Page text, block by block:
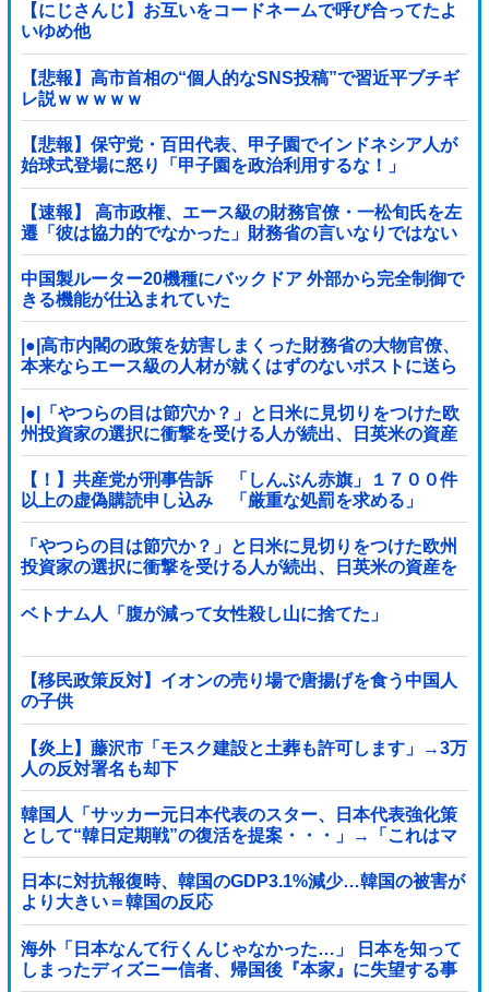
【にじさんじ】お互いをコードネームで呼び合ってたよ
いゆめ他
【悲報】高市首相の“個人的なSNS投稿”で習近平ブチギ
レ説ｗｗｗｗｗ
【悲報】保守党・百田代表、甲子園でインドネシア人が
始球式登場に怒り「甲子園を政治利用するな！」
【速報】 高市政権、エース級の財務官僚・一松旬氏を左
遷「彼は協力的でなかった」財務省の言いなりではない
ことが判明
中国製ルーター20機種にバックドア 外部から完全制御で
きる機能が仕込まれていた
|●|高市内閣の政策を妨害しまくった財務省の大物官僚、
本来ならエース級の人材が就くはずのないポストに送ら
れ……
|●|「やつらの目は節穴か？」と日米に見切りをつけた欧
州投資家の選択に衝撃を受ける人が続出、日英米の資産
を処分して代わりに選んだのは……
【！】共産党が刑事告訴 「しんぶん赤旗」１７００件
以上の虚偽購読申し込み 「厳重な処罰を求める」
「やつらの目は節穴か？」と日米に見切りをつけた欧州
投資家の選択に衝撃を受ける人が続出、日英米の資産を
処分して代わりに選んだのは……
ベトナム人「腹が減って女性殺し山に捨てた」
【移民政策反対】イオンの売り場で唐揚げを食う中国人
の子供
【炎上】藤沢市「モスク建設と土葬も許可します」→3万
人の反対署名も却下
韓国人「サッカー元日本代表のスター、日本代表強化策
として“韓日定期戦”の復活を提案・・・」→「これはマ
ジで良いと思う」「今すぐやったらガチでボコられるだ
ろうね 10年後にやらないか？」「やめてくれ、勝っても
負けても後味が悪い」
日本に対抗報復時、韓国のGDP3.1%減少…韓国の被害が
より大きい＝韓国の反応
海外「日本なんて行くんじゃなかった…」 日本を知って
しまったディズニー信者、帰国後『本家』に失望する事